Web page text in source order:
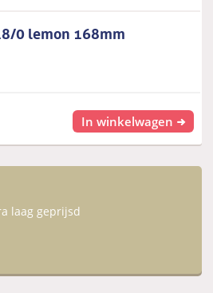
0 lemon 168mm
In winkelwagen
laag geprijsd